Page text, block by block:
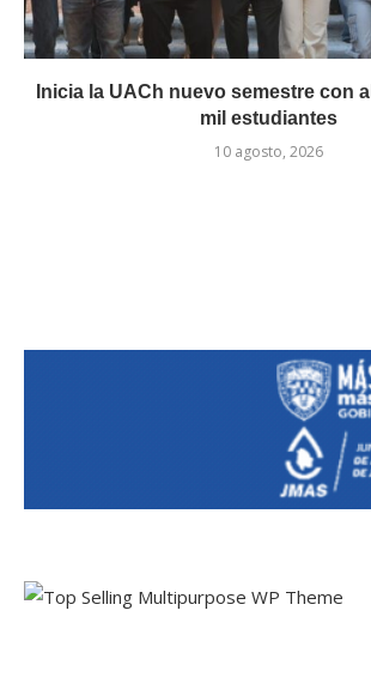
Inicia la UACh nuevo semestre con
mil estudiantes
10 agosto, 2026